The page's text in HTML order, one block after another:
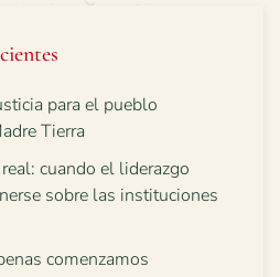
para el pueblo
Tierra
cuando el liderazgo
sobre las instituciones
comenzamos